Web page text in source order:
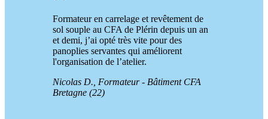
Formateur en carrelage et revêtement de
sol souple au CFA de Plérin depuis un an
et demi, j’ai opté très vite pour des
panoplies servantes qui améliorent
l'organisation de l’atelier.
Nicolas D., Formateur - Bâtiment CFA
Bretagne (22)